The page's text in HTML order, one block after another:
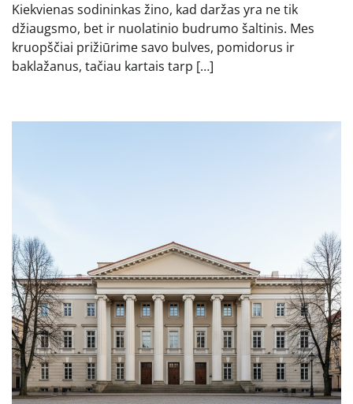
Kiekvienas sodininkas žino, kad daržas yra ne tik
džiaugsmo, bet ir nuolatinio budrumo šaltinis. Mes
kruopščiai prižiūrime savo bulves, pomidorus ir
baklažanus, tačiau kartais tarp […]